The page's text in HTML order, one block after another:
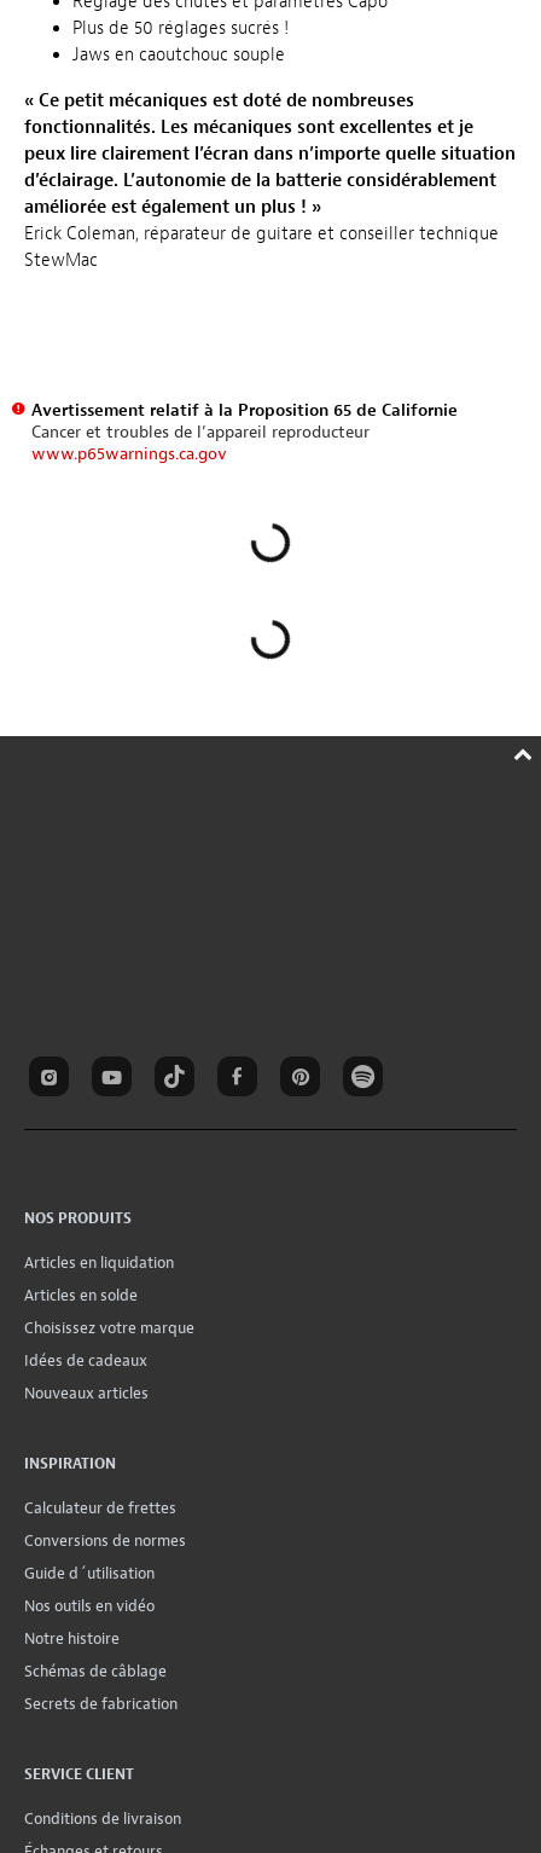
Plus de 50 réglages sucrés !
Jaws en caoutchouc souple
« Ce petit mécaniques est doté de nombreuses
fonctionnalités. Les mécaniques sont excellentes et je
peux lire clairement l’écran dans n’importe quelle situation
d’éclairage. L’autonomie de la batterie considérablement
améliorée est également un plus ! »
Erick Coleman, réparateur de guitare et conseiller technique
StewMac
Avertissement relatif à la Proposition 65 de Californie
Cancer et troubles de l’appareil reproducteur
www.p65warnings.ca.gov
NOS PRODUITS
Articles en liquidation
Articles en solde
Choisissez votre marque
Idées de cadeaux
Nouveaux articles
INSPIRATION
Calculateur de frettes
Conversions de normes
Guide d´utilisation
Nos outils en vidéo
Notre histoire
Schémas de câblage
Secrets de fabrication
SERVICE CLIENT
Conditions de livraison